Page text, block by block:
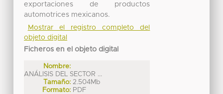
exportaciones de productos
automotrices mexicanos.
Mostrar el registro completo del
objeto digital
Ficheros en el objeto digital
Nombre:
ANÁLISIS DEL SECTOR ...
Tamaño: 2.504Mb
Formato: PDF